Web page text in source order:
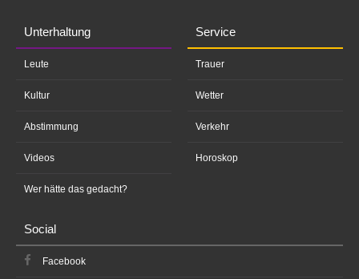
Unterhaltung
Leute
Kultur
Abstimmung
Videos
Wer hätte das gedacht?
Service
Trauer
Wetter
Verkehr
Horoskop
Social
Facebook